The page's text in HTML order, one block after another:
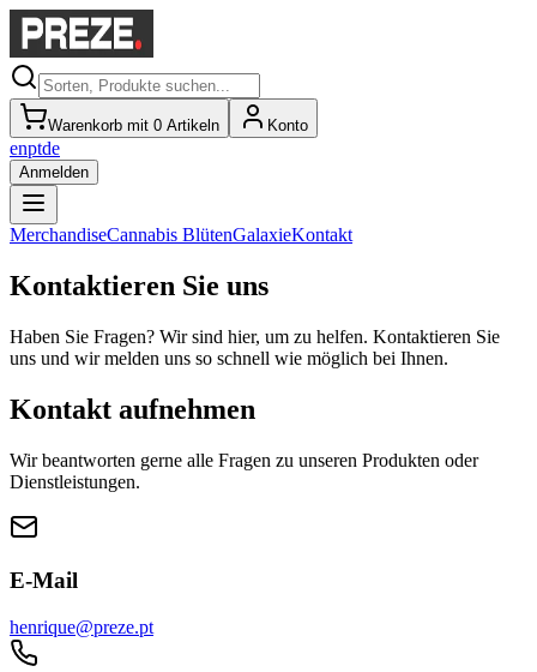
Warenkorb mit 0 Artikeln Konto
enptde
Anmelden
MerchandiseCannabis BlütenGalaxieKontakt
Kontaktieren Sie uns
Haben Sie Fragen? Wir sind hier, um zu helfen. Kontaktieren Sie
uns und wir melden uns so schnell wie möglich bei Ihnen.
Kontakt aufnehmen
Wir beantworten gerne alle Fragen zu unseren Produkten oder
Dienstleistungen.
E-Mail
henrique@preze.pt